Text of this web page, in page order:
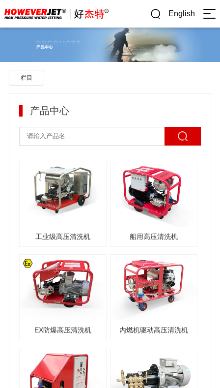
English
栏目
产品中心
工业级高压清洗机 船用高压清洗机
EX防爆高压清洗机 内燃机驱动高压清洗机